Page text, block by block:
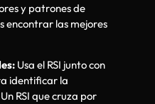
y patrones de
encontrar las mejores
Usa el RSI junto con
identificar la
RSI que cruza por